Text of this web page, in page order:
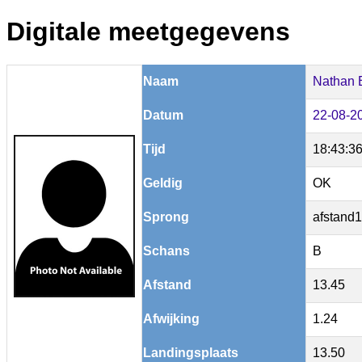
Digitale meetgegevens
Naam Nathan
Datum 22-08-
Tijd 18:43:36
Geldig OK
Sprong afstand1
Schans B
Afstand 13.45
Afwijking 1.24
Landingsplaats 13.50